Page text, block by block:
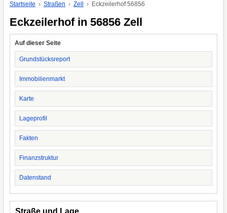
Startseite Straßen Zell Eckzeilerhof 56856
Eckzeilerhof in 56856 Zell
Auf dieser Seite
Grundstücksreport
Immobilienmarkt
Karte
Lageprofil
Fakten
Finanzstruktur
Datenstand
Straße und Lage